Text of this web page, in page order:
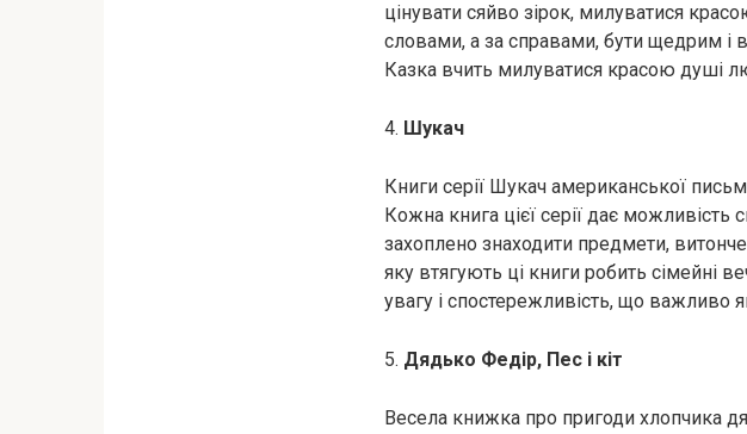
цінувати сяйво зірок, милуватися
словами, а за справами, бути щедрим і
Казка вчить милуватися красою душі
4. Шукач
Книги серії Шукач американської
Кожна книга цієї серії дає можливість
захоплено знаходити предмети,
яку втягують ці книги робить сімейні
увагу і спостережливість, що важливо
5. Дядько Федір, Пес і кіт
Весела книжка про пригоди хлопчика